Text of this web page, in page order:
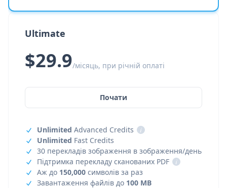
Ultimate
$29.9/місяць, при річній оплаті
Почати
Unlimited Advanced Credits
i
Unlimited Fast Credits
30 перекладів зображення в зображення/день
Підтримка перекладу сканованих PDF
i
Аж до 150,000 символів за раз
Завантаження файлів до 100 MB